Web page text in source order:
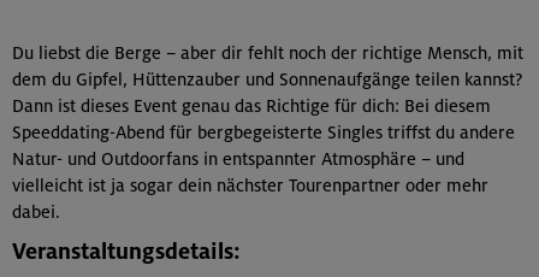
Du liebst die Berge – aber dir fehlt noch der richtige Mensch, mit
dem du Gipfel, Hüttenzauber und Sonnenaufgänge teilen kannst?
Dann ist dieses Event genau das Richtige für dich: Bei diesem
Speeddating-Abend für bergbegeisterte Singles triffst du andere
Natur- und Outdoorfans in entspannter Atmosphäre – und
vielleicht ist ja sogar dein nächster Tourenpartner oder mehr
dabei.
Veranstaltungsdetails: